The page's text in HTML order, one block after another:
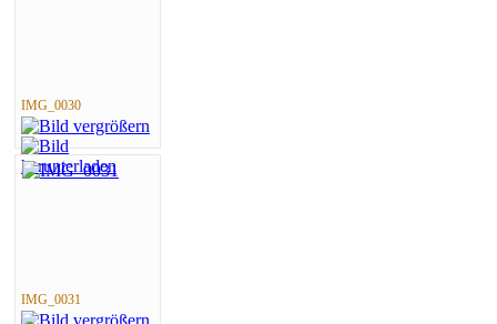
IMG_0030
IMG_0031